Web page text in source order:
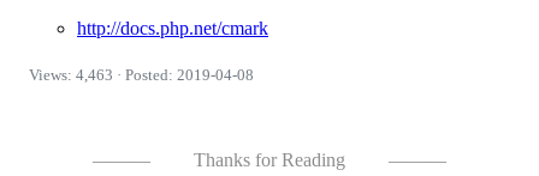
http://docs.php.net/cmark
Views: 4,463 · Posted: 2019-04-08
——— Thanks for Reading ———